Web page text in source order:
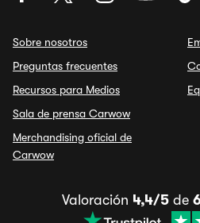
Sobre nosotros
Preguntas frecuentes
Recursos para Medios
Sala de prensa Carwow
Merchandising oficial de
Carwow
Valoración 4,4/5 de